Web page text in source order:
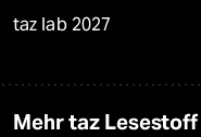
taz lab 2027
Mehr taz Lesestoff